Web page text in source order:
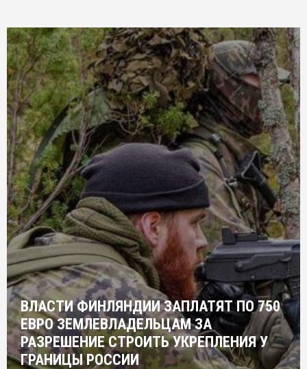
ВЛАСТИ ФИНЛЯНДИИ ЗАПЛАТЯТ ПО 750
ЕВРО ЗЕМЛЕВЛАДЕЛЬЦАМ ЗА
РАЗРЕШЕНИЕ СТРОИТЬ УКРЕПЛЕНИЯ У
ГРАНИЦЫ РОССИИ